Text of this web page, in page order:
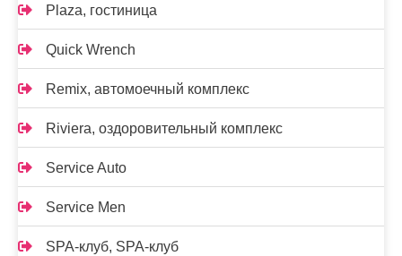
Plaza, гостиница
Quick Wrench
Remix, автомоечный комплекс
Riviera, оздоровительный комплекс
Service Auto
Service Men
SPA-клуб, SPA-клуб